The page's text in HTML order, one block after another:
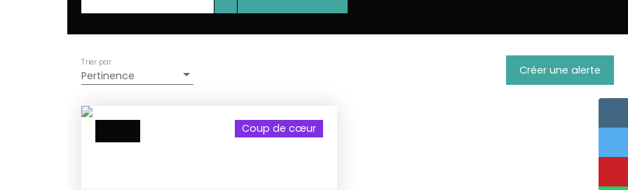
Pertinence
Trier par
Créer une alerte
Coup de cœur